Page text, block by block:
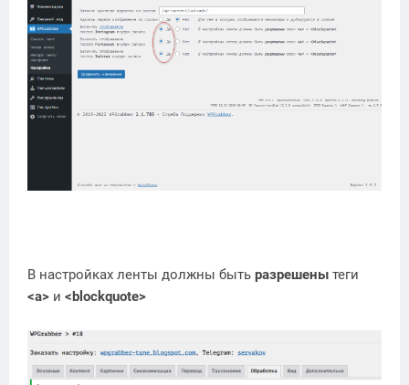
В настройках ленты должны быть разрешены теги
<a> и <blockquote>